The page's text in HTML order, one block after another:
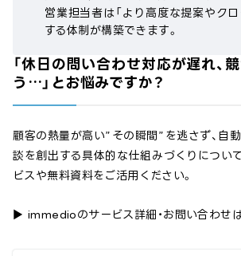
営業担当者は「より高度な提案やクロ
する体制が構築できます。
「休日の問い合わせ対応が遅れ、
う…」とお悩みですか？
顧客の熱量が高い”その瞬間”を逃さず、自
談を創出する具体的な仕組みづくりについ
ビスや無料資料をご活用ください。
▶︎ immedioのサービス詳細・お問い合わせ